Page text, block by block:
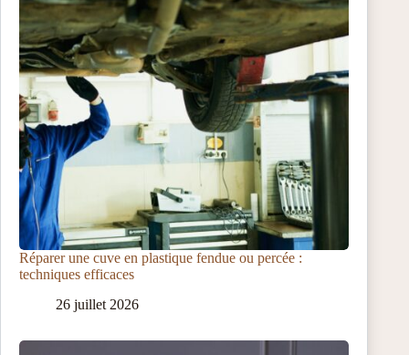
Réparer une cuve en plastique fendue ou percée :
techniques efficaces
26 juillet 2026